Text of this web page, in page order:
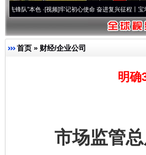
牢记初心使命 奋进复兴征程丨宝塔山下好光景..·[视频]
首页 » 财经/企业公司
明确
市场监管总